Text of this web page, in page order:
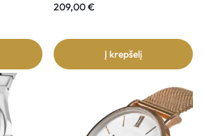
209,00€
Į krepšelį